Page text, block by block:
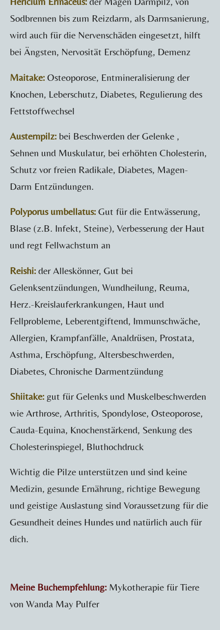
Sodbrennen bis zum Reizdarm, als Darmsanierung,
wird auch für die Nervenschäden eingesetzt, hilft
bei Ängsten, Nervosität Erschöpfung, Demenz
Maitake: Osteoporose, Entmineralisierung der
Knochen, Leberschutz, Diabetes, Regulierung des
Fettstoffwechsel
Austernpilz: bei Beschwerden der Gelenke ,
Sehnen und Muskulatur, bei erhöhten Cholesterin,
Schutz vor freien Radikale, Diabetes, Magen-
Darm Entzündungen.
Polyporus umbellatus: Gut für die Entwässerung,
Blase (z.B. Infekt, Steine), Verbesserung der Haut
und regt Fellwachstum an
Reishi: der Alleskönner, Gut bei
Gelenksentzündungen, Wundheilung, Reuma,
Herz.-Kreislauferkrankungen, Haut und
Fellprobleme, Leberentgiftend, Immunschwäche,
Allergien, Krampfanfälle, Analdrüsen, Prostata,
Asthma, Erschöpfung, Altersbeschwerden,
Diabetes, Chronische Darmentzündung
Shiitake: gut für Gelenks und Muskelbeschwerden
wie Arthrose, Arthritis, Spondylose, Osteoporose,
Cauda-Equina, Knochenstärkend, Senkung des
Cholesterinspiegel, Bluthochdruck
Wichtig die Pilze unterstützen und sind keine
Medizin, gesunde Ernährung, richtige Bewegung
und geistige Auslastung sind Voraussetzung für die
Gesundheit deines Hundes und natürlich auch für
dich.
Meine Buchempfehlung: Mykotherapie für Tiere
von Wanda May Pulfer